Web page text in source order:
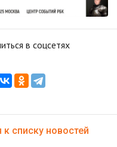
в соцсетях
к списку новостей